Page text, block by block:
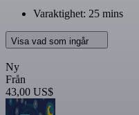
Varaktighet: 25 mins
Visa vad som ingår
Ny
Från
43,00 US$